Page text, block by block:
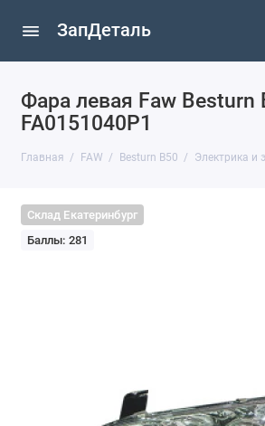
ЗапДеталь
Фара левая Faw Besturn
FA0151040P1
Главная FAW Besturn B50 Электрика и
Склад Екатеринбург
Баллы: 281